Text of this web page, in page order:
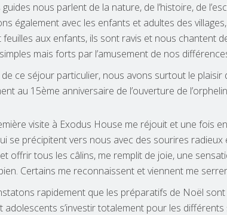
nous parlent de la nature, de l’histoire, de
également avec les enfants et adultes des
aux enfants, ils sont ravis et nous chantent
mais forts par l’amusement de nos
ce séjour particulier, nous avons surtout le
au 15ème anniversaire de l’ouverture de
visite à Exodus House me réjouit et une fois
se précipitent vers nous avec des sourires
offrir tous les câlins, me remplit de joie, une
Certains me reconnaissent et viennent me
rapidement que les préparatifs de Noël
adolescents s’investir totalement pour les